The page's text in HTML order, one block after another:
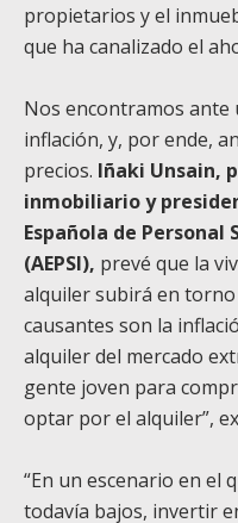
propietarios y el
que ha canalizado el
Nos encontramos
inflación, y, por ende,
precios. Iñaki Unsain,
inmobiliario y
Española de
(AEPSI), prevé que la
alquiler subirá en torno
causantes son la
alquiler del mercado
gente joven para
optar por el alquiler”,
“En un escenario en el
todavía bajos, invertir